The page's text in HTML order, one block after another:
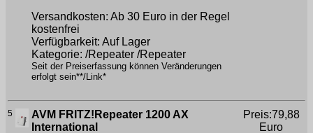
Versandkosten: Ab 30 Euro in der Regel
kostenfrei
Verfügbarkeit: Auf Lager
Kategorie: /Repeater /Repeater
Seit der Preiserfassung können Veränderungen
erfolgt sein**/Link*
5
AVM FRITZ!Repeater 1200 AX
International
Preis:79,88
Euro